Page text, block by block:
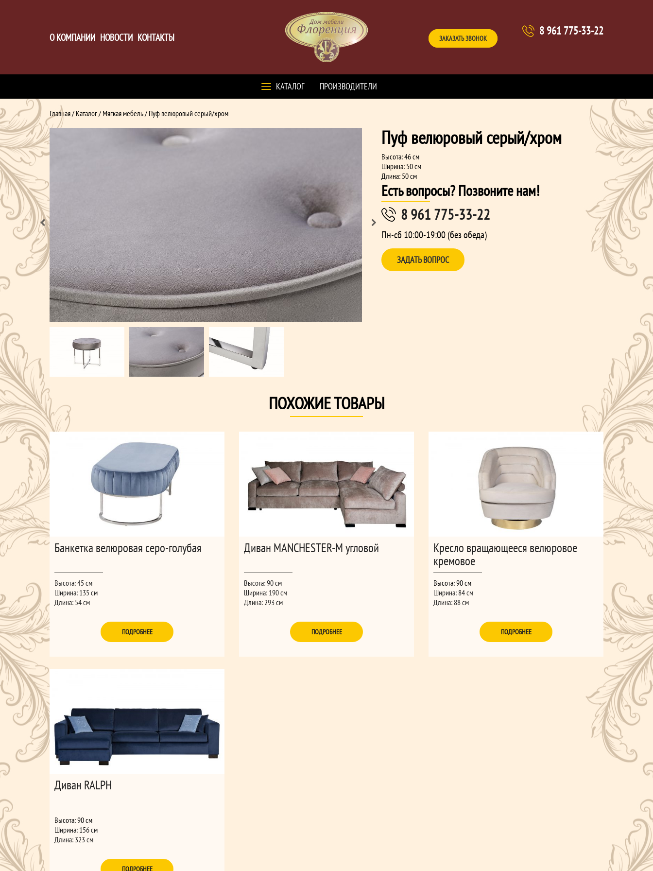
О КОМПАНИИ НОВОСТИ КОНТАКТЫ ЗАКАЗАТЬ ЗВОНОК
8 961 775-33-22
КАТАЛОГ ПРОИЗВОДИТЕЛИ
Главная/ Каталог/ Мягкая мебель/ Пуф велюровый серый/хром
Пуф велюровый серый/хром
Высота: 46 см
Ширина: 50 см
Длина: 50 см
Есть вопросы? Позвоните нам!
8 961 775-33-22
Пн-сб 10:00-19:00 (без обеда)
ЗАДАТЬ ВОПРОС
ПОХОЖИЕ ТОВАРЫ
Банкетка велюровая серо-голубая
Высота: 45 см
Ширина: 135 см
Длина: 54 см
ПОДРОБНЕЕ
Диван MANCHESTER-M угловой
Высота: 90 см
Ширина: 190 см
Длина: 293 см
ПОДРОБНЕЕ
Кресло вращающееся велюровое
кремовое
Высота: 90 см
Ширина: 84 см
Длина: 88 см
ПОДРОБНЕЕ
Диван RALPH
Высота: 90 см
Ширина: 156 см
Длина: 323 см